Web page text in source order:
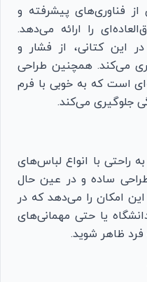
فناوری‌های پیشرفته و
را ارائه می‌دهد.
این کتانی، از فشار و
می‌کند. همچنین طراحی
است که به خوبی با فرم
جلوگیری می‌کند.
راحتی با انواع لباس‌های
ساده و در عین حال
امکان را می‌دهد که در
یا حتی مهمانی‌های
ظاهر شوید.